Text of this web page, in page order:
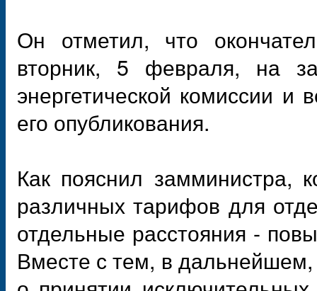
Он отметил, что
вторник, 5 февраля, на
энергетической комиссии и
его опубликования.
Как пояснил замминистра,
различных тарифов для
отдельные расстояния -
Вместе с тем, в